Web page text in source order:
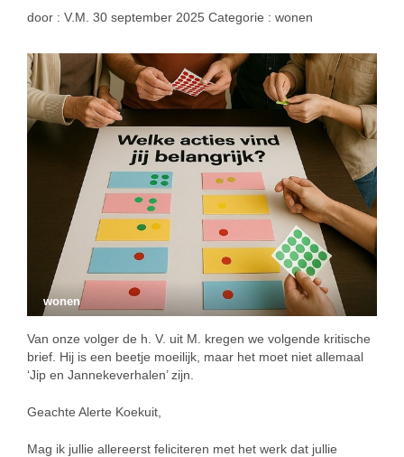
door : V.M. 30 september 2025 Categorie : wonen
wonen
Van onze volger de h. V. uit M. kregen we volgende kritische
brief. Hij is een beetje moeilijk, maar het moet niet allemaal
‘Jip en Jannekeverhalen’ zijn.
Geachte Alerte Koekuit,
Mag ik jullie allereerst feliciteren met het werk dat jullie